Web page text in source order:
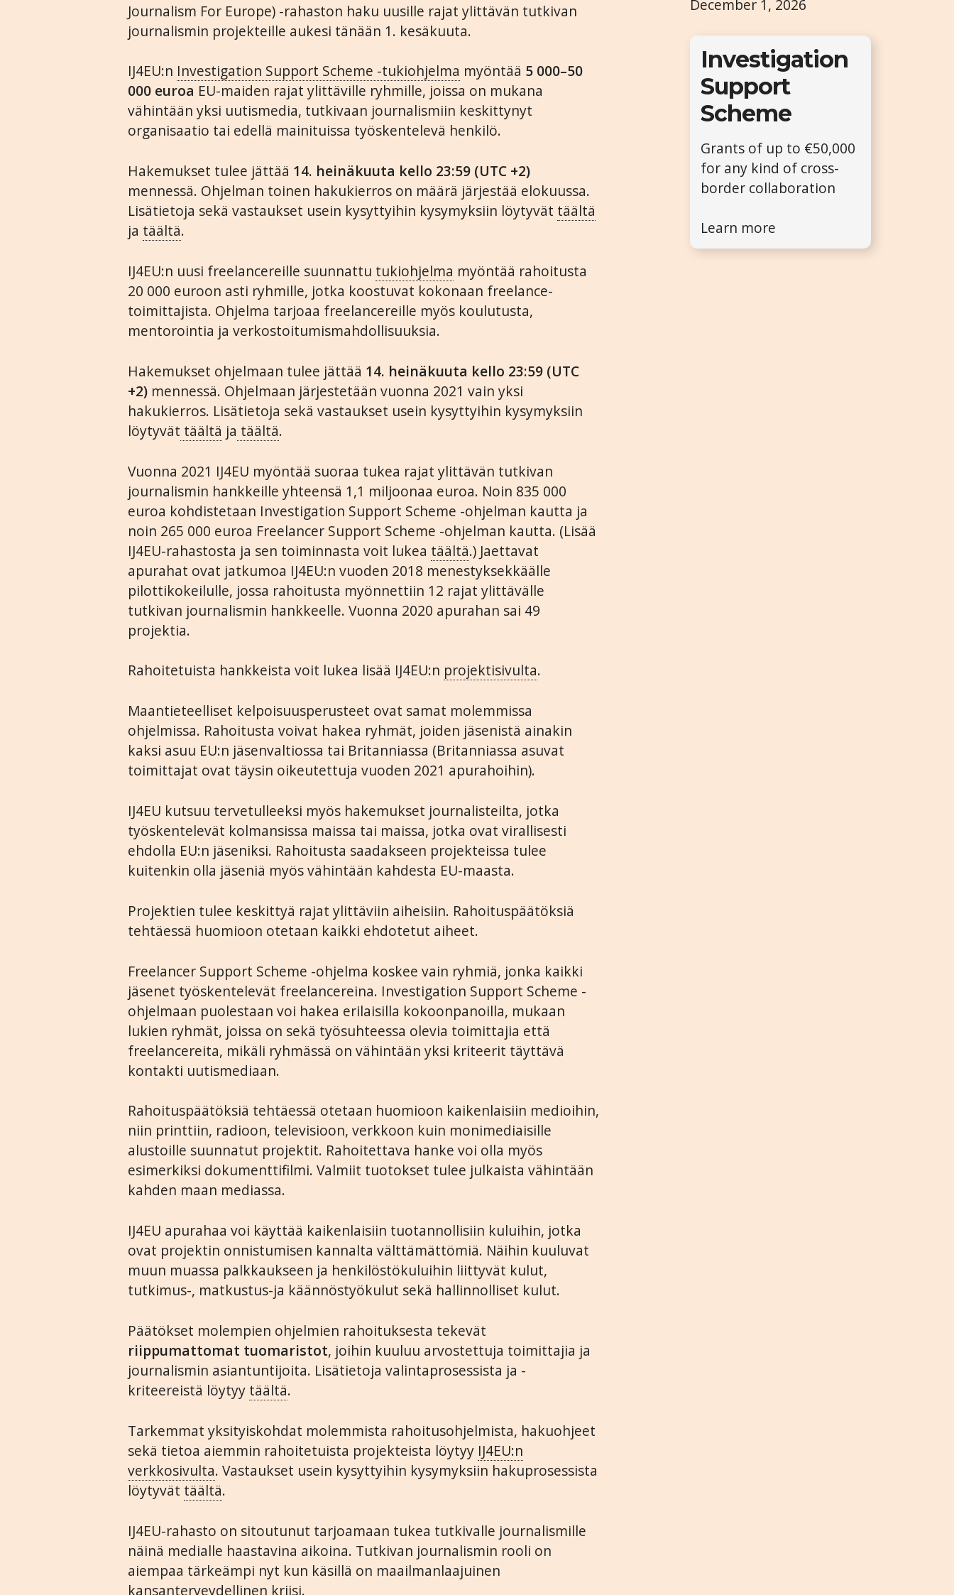
Journalism For Europe) -rahaston haku uusille rajat ylittävän tutkivan
journalismin projekteille aukesi tänään 1. kesäkuuta.
IJ4EU:n Investigation Support Scheme -tukiohjelma myöntää 5 000–50
000 euroa EU-maiden rajat ylittäville ryhmille, joissa on mukana
vähintään yksi uutismedia, tutkivaan journalismiin keskittynyt
organisaatio tai edellä mainituissa työskentelevä henkilö.
Hakemukset tulee jättää 14. heinäkuuta kello 23:59 (UTC +2)
mennessä. Ohjelman toinen hakukierros on määrä järjestää elokuussa.
Lisätietoja sekä vastaukset usein kysyttyihin kysymyksiin löytyvät täältä
ja täältä.
IJ4EU:n uusi freelancereille suunnattu tukiohjelma myöntää rahoitusta
20 000 euroon asti ryhmille, jotka koostuvat kokonaan freelance-
toimittajista. Ohjelma tarjoaa freelancereille myös koulutusta,
mentorointia ja verkostoitumismahdollisuuksia.
Hakemukset ohjelmaan tulee jättää 14. heinäkuuta kello 23:59 (UTC
+2) mennessä. Ohjelmaan järjestetään vuonna 2021 vain yksi
hakukierros. Lisätietoja sekä vastaukset usein kysyttyihin kysymyksiin
löytyvät täältä ja täältä.
Vuonna 2021 IJ4EU myöntää suoraa tukea rajat ylittävän tutkivan
journalismin hankkeille yhteensä 1,1 miljoonaa euroa. Noin 835 000
euroa kohdistetaan Investigation Support Scheme -ohjelman kautta ja
noin 265 000 euroa Freelancer Support Scheme -ohjelman kautta. (Lisää
IJ4EU-rahastosta ja sen toiminnasta voit lukea täältä.) Jaettavat
apurahat ovat jatkumoa IJ4EU:n vuoden 2018 menestyksekkäälle
pilottikokeilulle, jossa rahoitusta myönnettiin 12 rajat ylittävälle
tutkivan journalismin hankkeelle. Vuonna 2020 apurahan sai 49
projektia.
Rahoitetuista hankkeista voit lukea lisää IJ4EU:n projektisivulta.
Maantieteelliset kelpoisuusperusteet ovat samat molemmissa
ohjelmissa. Rahoitusta voivat hakea ryhmät, joiden jäsenistä ainakin
kaksi asuu EU:n jäsenvaltiossa tai Britanniassa (Britanniassa asuvat
toimittajat ovat täysin oikeutettuja vuoden 2021 apurahoihin).
IJ4EU kutsuu tervetulleeksi myös hakemukset journalisteilta, jotka
työskentelevät kolmansissa maissa tai maissa, jotka ovat virallisesti
ehdolla EU:n jäseniksi. Rahoitusta saadakseen projekteissa tulee
kuitenkin olla jäseniä myös vähintään kahdesta EU-maasta.
Projektien tulee keskittyä rajat ylittäviin aiheisiin. Rahoituspäätöksiä
tehtäessä huomioon otetaan kaikki ehdotetut aiheet.
Freelancer Support Scheme -ohjelma koskee vain ryhmiä, jonka kaikki
jäsenet työskentelevät freelancereina. Investigation Support Scheme -
ohjelmaan puolestaan voi hakea erilaisilla kokoonpanoilla, mukaan
lukien ryhmät, joissa on sekä työsuhteessa olevia toimittajia että
freelancereita, mikäli ryhmässä on vähintään yksi kriteerit täyttävä
kontakti uutismediaan.
Rahoituspäätöksiä tehtäessä otetaan huomioon kaikenlaisiin medioihin,
niin printtiin, radioon, televisioon, verkkoon kuin monimediaisille
alustoille suunnatut projektit. Rahoitettava hanke voi olla myös
esimerkiksi dokumenttifilmi. Valmiit tuotokset tulee julkaista vähintään
kahden maan mediassa.
IJ4EU apurahaa voi käyttää kaikenlaisiin tuotannollisiin kuluihin, jotka
ovat projektin onnistumisen kannalta välttämättömiä. Näihin kuuluvat
muun muassa palkkaukseen ja henkilöstökuluihin liittyvät kulut,
tutkimus-, matkustus-ja käännöstyökulut sekä hallinnolliset kulut.
Päätökset molempien ohjelmien rahoituksesta tekevät
riippumattomat tuomaristot, joihin kuuluu arvostettuja toimittajia ja
journalismin asiantuntijoita. Lisätietoja valintaprosessista ja -
kriteereistä löytyy täältä.
Tarkemmat yksityiskohdat molemmista rahoitusohjelmista, hakuohjeet
sekä tietoa aiemmin rahoitetuista projekteista löytyy IJ4EU:n
verkkosivulta. Vastaukset usein kysyttyihin kysymyksiin hakuprosessista
löytyvät täältä.
IJ4EU-rahasto on sitoutunut tarjoamaan tukea tutkivalle journalismille
näinä medialle haastavina aikoina. Tutkivan journalismin rooli on
aiempaa tärkeämpi nyt kun käsillä on maailmanlaajuinen
kansanterveydellinen kriisi.
December 1, 2026
Investigation
Support
Scheme
Grants of up to €50,000
for any kind of cross-
border collaboration
Learn more